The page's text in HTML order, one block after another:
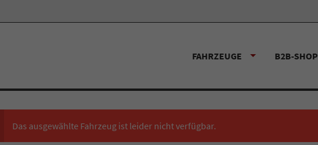
FAHRZEUGE B2B-SHOP
Das ausgewählte Fahrzeug ist leider nicht verfügbar.